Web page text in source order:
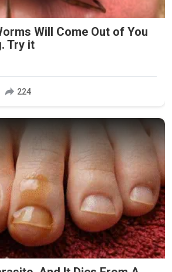
Will Come Out of You
Try it
224